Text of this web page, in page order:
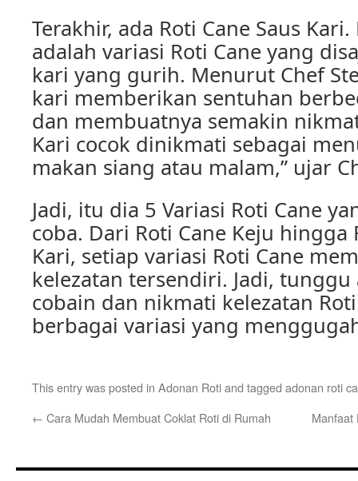
Terakhir, ada Roti Cane Saus
adalah variasi Roti Cane yang
kari yang gurih. Menurut Chef
kari memberikan sentuhan
dan membuatnya semakin
Kari cocok dinikmati sebagai
makan siang atau malam,” ujar
Jadi, itu dia 5 Variasi Roti Cane
coba. Dari Roti Cane Keju hingga
Kari, setiap variasi Roti Cane
kelezatan tersendiri. Jadi, tunggu
cobain dan nikmati kelezatan
berbagai variasi yang
This entry was posted in Adonan Rotiand tagged adonan roti
← Cara Mudah Membuat Coklat Roti di Rumah Manfaat